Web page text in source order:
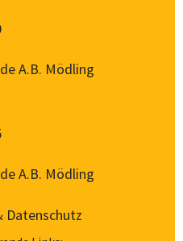
A.B. Mödling
A.B. Mödling
Datenschutz